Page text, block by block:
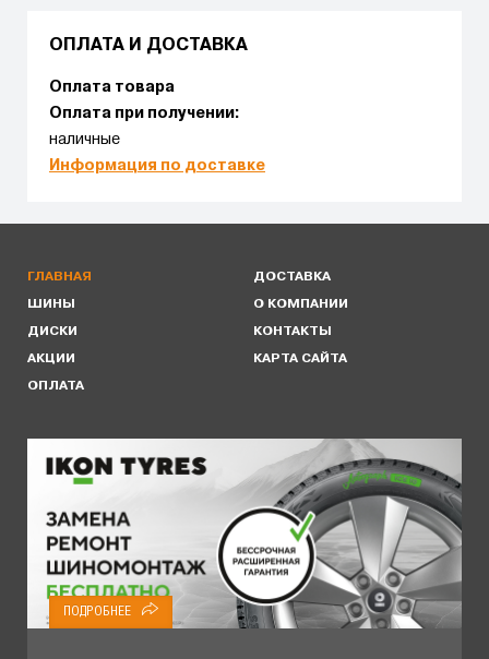
ОПЛАТА И ДОСТАВКА
Оплата товара
Оплата при получении:
наличные
Информация по доставке
ГЛАВНАЯ
ШИНЫ
ДИСКИ
АКЦИИ
ОПЛАТА
ДОСТАВКА
О КОМПАНИИ
КОНТАКТЫ
КАРТА САЙТА
ПОДРОБНЕЕ